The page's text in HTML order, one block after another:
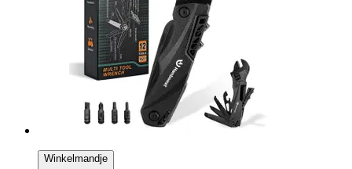
Winkelmandje